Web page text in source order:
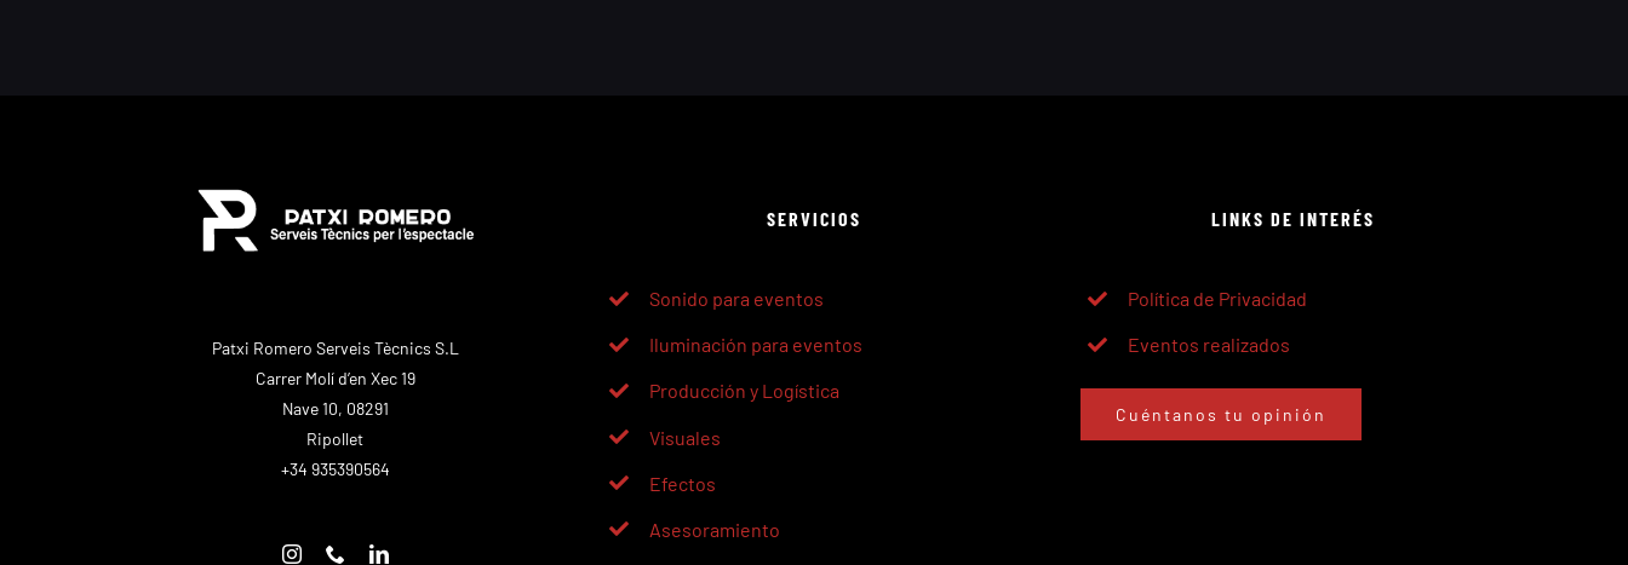
Patxi Romero Serveis Tècnics S.L
Carrer Molí d’en Xec 19
Nave 10, 08291
Ripollet
+34 935390564
SERVICIOS
Sonido para eventos
Iluminación para eventos
Producción y Logística
Visuales
Efectos
Asesoramiento
LINKS DE INTERÉS
Política de Privacidad
Eventos realizados
Cuéntanos tu opinión